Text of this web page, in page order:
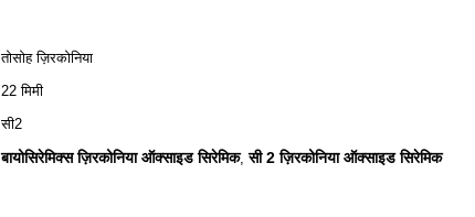
तोसोह ज़िरकोनिया
22 मिमी
सी2
बायोसिरेमिक्स ज़िरकोनिया ऑक्साइड सिरेमिक,सी 2 ज़िरकोनिया ऑक्साइड सिरेमिक